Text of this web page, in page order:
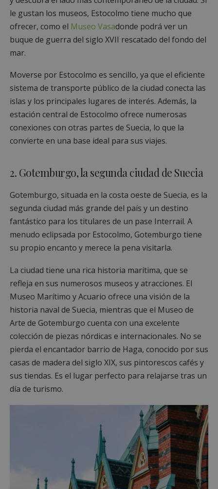
le gustan los museos, Estocolmo tiene mucho que
ofrecer, como el Museo Vasadonde podrá ver un
buque de guerra del siglo XVII rescatado del fondo del
mar.
Moverse por Estocolmo es sencillo, ya que el eficiente
sistema de transporte público de la ciudad conecta las
islas y los principales lugares de interés. Además, la
estación central de Estocolmo ofrece numerosas
conexiones con otras partes de Suecia, lo que la
convierte en una base ideal para sus viajes.
2. Gotemburgo, la segunda ciudad de Suecia
Gotemburgo, situada en la costa oeste de Suecia, es la
segunda ciudad más grande del país y un destino
fantástico para los titulares de un pase Interrail. A
menudo eclipsada por Estocolmo, Gotemburgo tiene
su propio encanto y merece la pena visitarla.
La ciudad tiene una rica historia marítima, que se
refleja en sus numerosos museos y atracciones. El
Museo Marítimo y Acuario ofrece una visión de la
historia naval de Suecia, mientras que el Museo de
Arte de Gotemburgo cuenta con una excelente
colección de piezas nórdicas e internacionales. No se
pierda el encantador barrio de Haga, conocido por sus
casas de madera del siglo XIX, sus pintorescos cafés y
sus tiendas. Es el lugar perfecto para relajarse tras un
día de turismo.